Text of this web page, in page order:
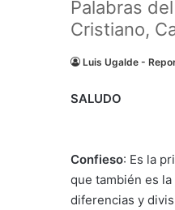
Palabras
Cristiano,
Luis Ugalde -
SALUDO
Confieso: Es la
que también es
diferencias y